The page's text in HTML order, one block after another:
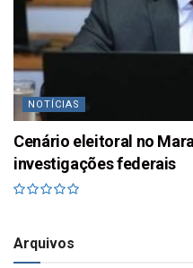
NOTÍCIAS
Cenário eleitoral no
investigações federais
Arquivos